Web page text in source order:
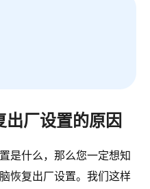
出厂设置的原因
是什么，那么您一定想知
恢复出厂设置。我们这样